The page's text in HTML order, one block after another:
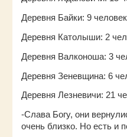
Деревня Байки: 9 человек
Деревня Католыши: 2
Деревня Валконоша: 3
Деревня Зеневщина: 6
Деревня Лезневичи: 21
-Слава Богу, они
очень близко. Но есть и